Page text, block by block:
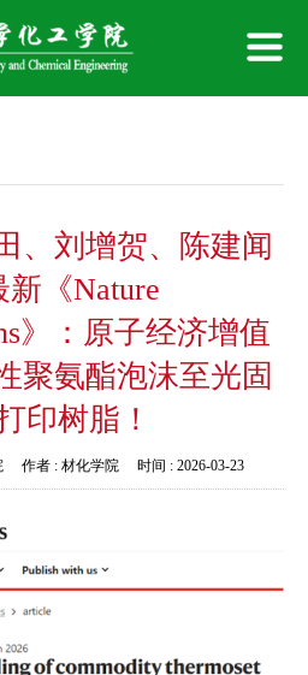
、刘增贺、陈建闻
新《Nature
》：原子经济增值
聚氨酯泡沫至光固
印树脂！
作者 : 材化学院时间 : 2026-03-23